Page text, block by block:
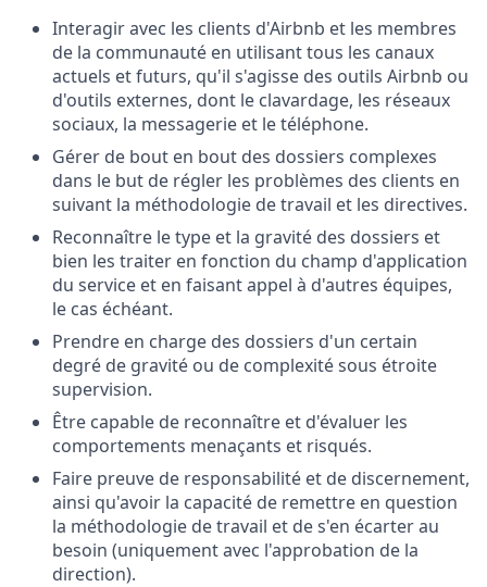
Interagir avec les clients d'Airbnb et les membres
de la communauté en utilisant tous les canaux
actuels et futurs, qu'il s'agisse des outils Airbnb ou
d'outils externes, dont le clavardage, les réseaux
sociaux, la messagerie et le téléphone.
Gérer de bout en bout des dossiers complexes
dans le but de régler les problèmes des clients en
suivant la méthodologie de travail et les directives.
Reconnaître le type et la gravité des dossiers et
bien les traiter en fonction du champ d'application
du service et en faisant appel à d'autres équipes,
le cas échéant.
Prendre en charge des dossiers d'un certain
degré de gravité ou de complexité sous étroite
supervision.
Être capable de reconnaître et d'évaluer les
comportements menaçants et risqués.
Faire preuve de responsabilité et de discernement,
ainsi qu'avoir la capacité de remettre en question
la méthodologie de travail et de s'en écarter au
besoin (uniquement avec l'approbation de la
direction).